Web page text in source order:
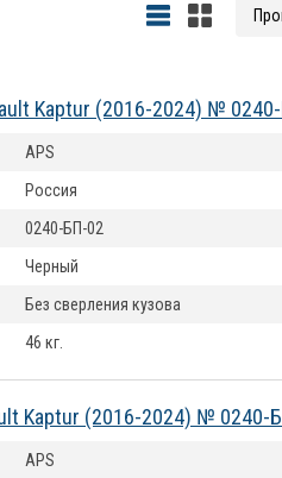
Kaptur (2016-2024) №
APS
Россия
0240-БП-02
Черный
Без сверления кузова
46 кг.
Kaptur (2016-2024) № 0240-
APS